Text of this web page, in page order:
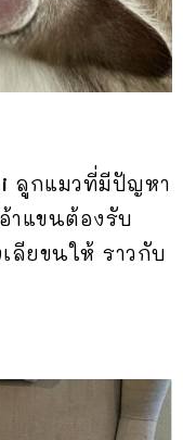
ลูกแมวที่มีปัญหา
าแขนต้องรับ
ลียขนให้ ราวกับ